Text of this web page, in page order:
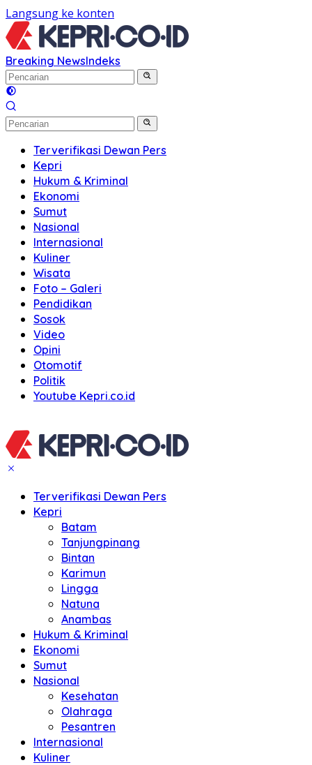
Langsung ke konten
Breaking NewsIndeks
Terverifikasi Dewan Pers
Kepri
Hukum & Kriminal
Ekonomi
Sumut
Nasional
Internasional
Kuliner
Wisata
Foto – Galeri
Pendidikan
Sosok
Video
Opini
Otomotif
Politik
Youtube Kepri.co.id
Terverifikasi Dewan Pers
Kepri
Batam
Tanjungpinang
Bintan
Karimun
Lingga
Natuna
Anambas
Hukum & Kriminal
Ekonomi
Sumut
Nasional
Kesehatan
Olahraga
Pesantren
Internasional
Kuliner